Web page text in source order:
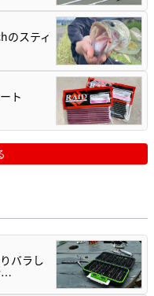
のスティ
ト
バラし
…